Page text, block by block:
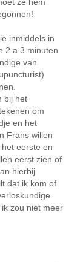
inmiddels in
2 a 3 minuten
van
bij het
om
en het
Frans willen
eerste en
eerst zien of
hierbij
dat ik kom of
zou niet meer